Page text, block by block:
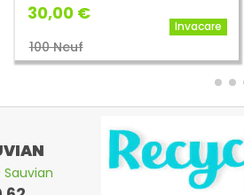
30,00 €
100 Neuf
Invacare